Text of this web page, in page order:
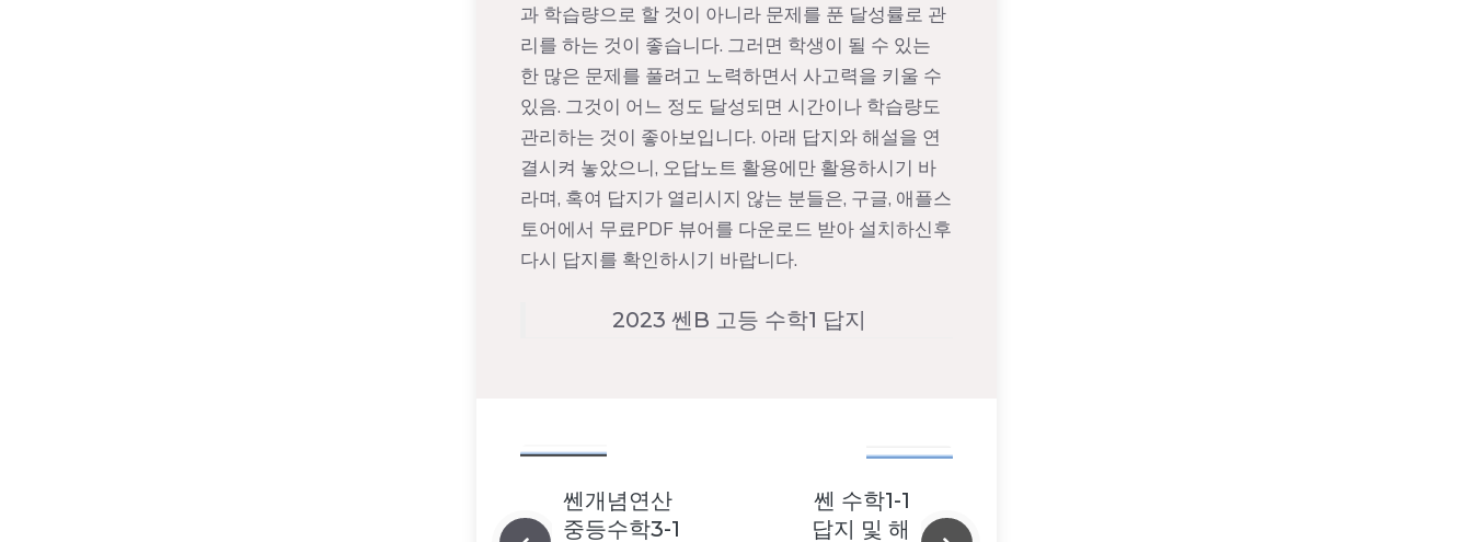
과 학습량으로 할 것이 아니라 문제를 푼 달성률로 관
리를 하는 것이 좋습니다. 그러면 학생이 될 수 있는
한 많은 문제를 풀려고 노력하면서 사고력을 키울 수
있음. 그것이 어느 정도 달성되면 시간이나 학습량도
관리하는 것이 좋아보입니다. 아래 답지와 해설을 연
결시켜 놓았으니, 오답노트 활용에만 활용하시기 바
라며, 혹여 답지가 열리시지 않는 분들은, 구글, 애플스
토어에서 무료PDF 뷰어를 다운로드 받아 설치하신후
다시 답지를 확인하시기 바랍니다.
2023 쎈B 고등 수학1 답지
쎈개념연산
중등수학3-1
쎈 수학1-1
답지 및 해